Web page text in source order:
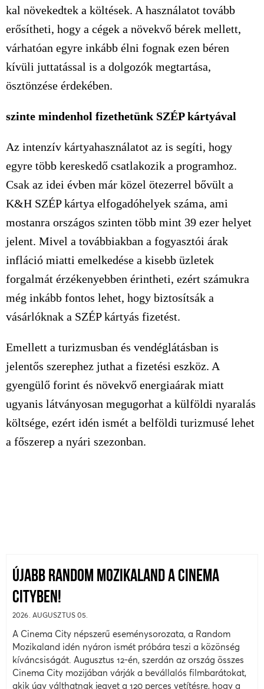
kal növekedtek a költések. A használatot tovább
erősítheti, hogy a cégek a növekvő bérek mellett,
várhatóan egyre inkább élni fognak ezen béren
kívüli juttatással is a dolgozók megtartása,
ösztönzése érdekében.
szinte mindenhol fizethetünk SZÉP kártyával
Az intenzív kártyahasználatot az is segíti, hogy
egyre több kereskedő csatlakozik a programhoz.
Csak az idei évben már közel ötezerrel bővült a
K&H SZÉP kártya elfogadóhelyek száma, ami
mostanra országos szinten több mint 39 ezer helyet
jelent. Mivel a továbbiakban a fogyasztói árak
infláció miatti emelkedése a kisebb üzletek
forgalmát érzékenyebben érintheti, ezért számukra
még inkább fontos lehet, hogy biztosítsák a
vásárlóknak a SZÉP kártyás fizetést.
Emellett a turizmusban és vendéglátásban is
jelentős szerephez juthat a fizetési eszköz. A
gyengülő forint és növekvő energiaárak miatt
ugyanis látványosan megugorhat a külföldi nyaralás
költsége, ezért idén ismét a belföldi turizmusé lehet
a főszerep a nyári szezonban.
ÚJABB RANDOM MOZIKALAND A CINEMA
CITYBEN!
2026. AUGUSZTUS 05.
A Cinema City népszerű eseménysorozata, a Random
Mozikaland idén nyáron ismét próbára teszi a közönség
kíváncsiságát. Augusztus 12-én, szerdán az ország összes
Cinema City mozijában várják a bevállalós filmbarátokat,
akik úgy válthatnak jegyet a 120 perces vetítésre, hogy a